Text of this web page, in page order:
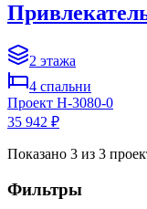
2 этажа
4 спальни
Проект H-3080-0
35 942 ₽
Показано 3 из 3
Фильтры